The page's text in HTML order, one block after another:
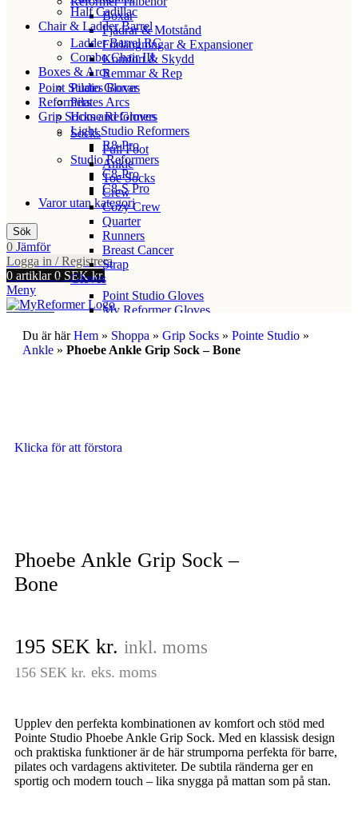
Boxar
Fjädrar & Motstånd
Förlängningar & Expansioner
Komfort & Skydd
Remmar & Rep
Point Studio Gloves
Reformers
Home Reformers
Light Studio Reformers
R8-Pro
Studio Reformers
C8-Pro
C8-S Pro
Varor utan kategori
Sök
0 Jämför
Logga in / Registrera
0 artiklar0 SEK kr.
Meny
Half Cadillac
Chair & Ladder Barrel
Ladder Barrel RC
Combo Chair III
Boxes & Arcs
Pilates Boxar
Pilates Arcs
Grip Socks and Gloves
Socks
Full Foot
Ankle
Toe Socks
Crew
Cozy Crew
Quarter
Runners
Breast Cancer
Strap
Gloves
Point Studio Gloves
My Reformer Gloves
Vill du veta mer om våra reformers? Kontakt oss här →
Du är härHem » Shoppa » Grip Socks » Pointe Studio »
Ankle » Phoebe Ankle Grip Sock – Bone
Klicka för att förstora
Phoebe Ankle Grip Sock –
Bone
195 SEK kr. inkl. moms
156 SEK kr. eks. moms
Upplev den perfekta kombinationen av komfort och stöd med
Pointe Studio Phoebe Ankle Grip Sock. Med en klassisk design
och praktiska funktioner är de här strumporna perfekta för barre,
pilates och vardagens aktiviteter. De subtila ränderna ger en
sportig och modern touch – lika snygga på mattan som på stan.